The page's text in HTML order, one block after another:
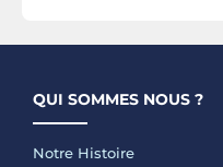
QUI SOMMES NOUS ?
Notre Histoire